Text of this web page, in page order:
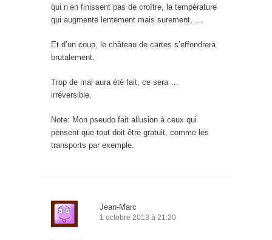
qui n’en finissent pas de croître, la température
qui augmente lentement mais surement, …
Et d’un coup, le château de cartes s’effondrera
brutalement.
Trop de mal aura été fait, ce sera …
irréversible.
Note: Mon pseudo fait allusion à ceux qui
pensent que tout doit être gratuit, comme les
transports par exemple.
Jean-Marc
1 octobre 2013 à 21:20